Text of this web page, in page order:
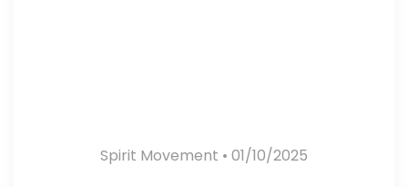
Spirit Movement • 01/10/2025